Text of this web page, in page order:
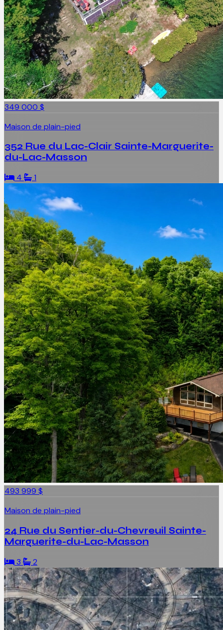
349 000 $
Maison de plain-pied
352 Rue du Lac-Clair Sainte-Marguerite-
du-Lac-Masson
4 1
493 999 $
Maison de plain-pied
24 Rue du Sentier-du-Chevreuil Sainte-
Marguerite-du-Lac-Masson
3 2